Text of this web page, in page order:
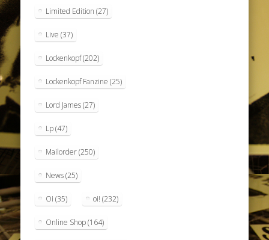
Limited Edition (27)
Live (37)
Lockenkopf(202)
Lockenkopf Fanzine (25)
Lord James(27)
Lp(47)
Mailorder(250)
News(25)
Oi (35) oi! (232)
Online Shop(164)